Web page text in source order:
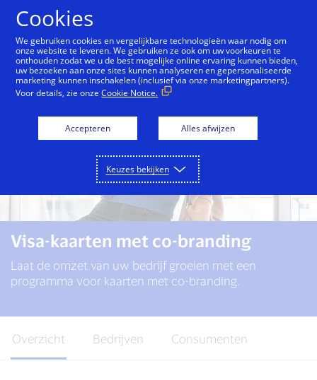
Visa-kaarten met co-branding
Laat de omzet van uw bedrijf groeien met een
programma voor kaarten met co-branding.
Overzicht Bedrijven Consumenten
Cookies
We gebruiken cookies en vergelijkbare technologieën waar nodig om
onze website te leveren. We gebruiken ze ook om uw voorkeuren te
onthouden zodat we u de best mogelijke online ervaring kunnen bieden,
uw bezoeken aan onze sites kunnen analyseren en gepersonaliseerde
marketing kunnen inschakelen (inclusief via onze marketingpartners).
Voor details, zie onzeCookie Notice.
Accepteren Alles afwijzen
Keuzes bekijken